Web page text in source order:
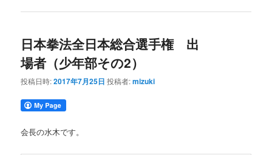
日本拳法全日本総合選手権 出
場者（少年部その2）
投稿日時:2017年7月25日 投稿者:mizuki
会長の水木です。